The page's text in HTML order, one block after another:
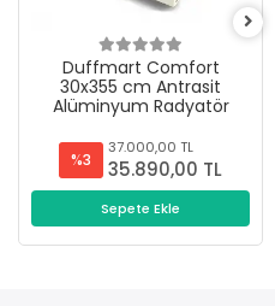
Duffmart Comfort
30x355 cm Antrasit
Alüminyum Radyatör
%3
37.000,00 TL
35.890,00 TL
Sepete Ekle